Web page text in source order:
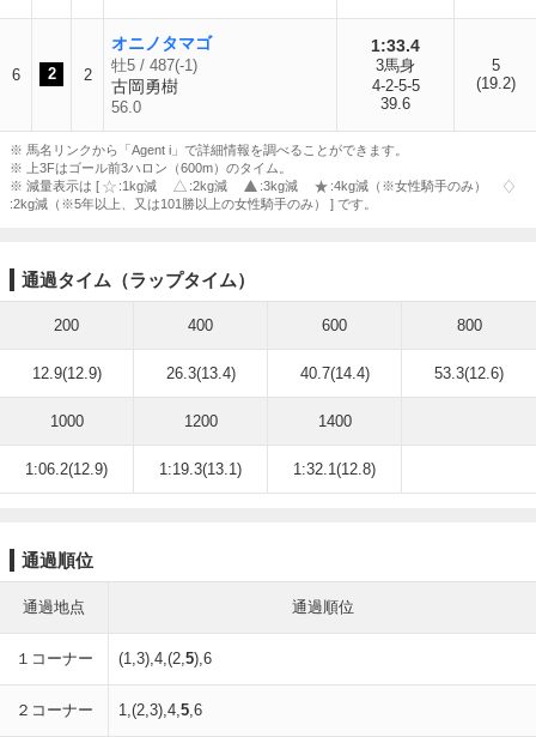
6 2 2
オニノタマゴ
牡5 / 487(-1)
古岡勇樹
56.0
1:33.4
3馬身
4-2-5-5
39.6
5
(19.2)
※ 馬名リンクから「Agent i」で詳細情報を調べることができます。
※ 上3Fはゴール前3ハロン（600m）のタイム。
※ 減量表示は [
:1kg減 :2kg減 :3kg減
:4kg減（※女性騎手のみ）
:2kg減（※5年以上、又は101勝以上の女性騎手のみ） ] です。
通過タイム（ラップタイム）
200 400 600 800
12.9(12.9) 26.3(13.4) 40.7(14.4) 53.3(12.6)
1000 1200 1400
1:06.2(12.9) 1:19.3(13.1) 1:32.1(12.8)
通過順位
通過地点 通過順位
１コーナー (1,3),4,(2,5),6
２コーナー 1,(2,3),4,5,6